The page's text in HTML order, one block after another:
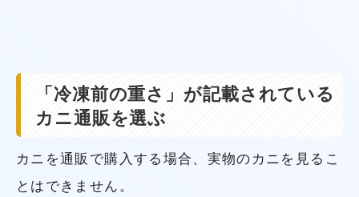
「冷凍前の重さ」が記載されている
カニ通販を選ぶ
カニを通販で購入する場合、実物のカニを見るこ
とはできません。